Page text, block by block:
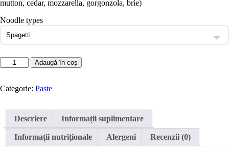
mutton, cedar, mozzarella, gorgonzola, brie)
Noodle types
Cantitate
Paste
Formaggi
Adaugă în coș
Categorie: Paste
Descriere Informații suplimentare
Informații nutriționale Alergeni Recenzii (0)